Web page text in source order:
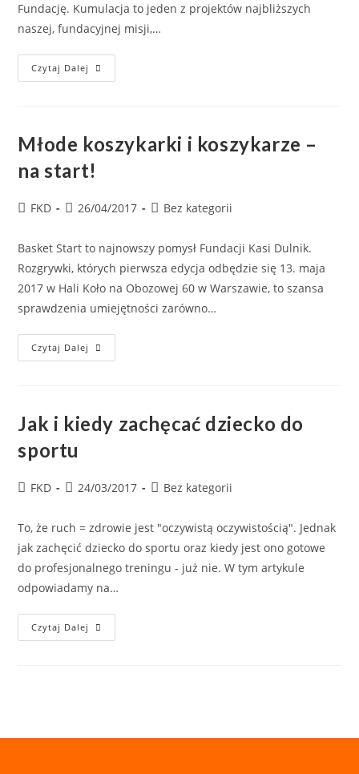
Fundację. Kumulacja to jeden z projektów najbliższych
naszej, fundacyjnej misji,…
Czytaj Dalej
Młode koszykarki i koszykarze –
na start!
FKD 26/04/2017 Bez kategorii
Basket Start to najnowszy pomysł Fundacji Kasi Dulnik.
Rozgrywki, których pierwsza edycja odbędzie się 13. maja
2017 w Hali Koło na Obozowej 60 w Warszawie, to szansa
sprawdzenia umiejętności zarówno…
Czytaj Dalej
Jak i kiedy zachęcać dziecko do
sportu
FKD 24/03/2017 Bez kategorii
To, że ruch = zdrowie jest "oczywistą oczywistością". Jednak
jak zachęcić dziecko do sportu oraz kiedy jest ono gotowe
do profesjonalnego treningu - już nie. W tym artykule
odpowiadamy na…
Czytaj Dalej